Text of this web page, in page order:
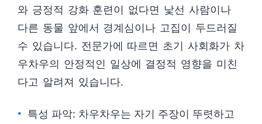
와 긍정적 강화 훈련이 없다면 낯선 사람이나
다른 동물 앞에서 경계심이나 고집이 두드러질
수 있습니다. 전문가에 따르면 초기 사회화가 차
우차우의 안정적인 일상에 결정적 영향을 미친
다고 알려져 있습니다.
특성 파악: 차우차우는 자기 주장이 뚜렷하고